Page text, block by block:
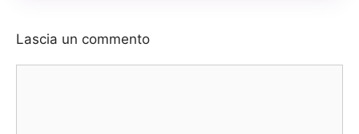
Lascia un commento